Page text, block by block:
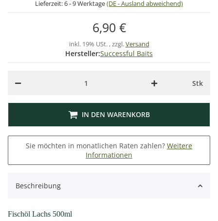
Lieferzeit:6 - 9 Werktage(DE - Ausland abweichend)
6,90 €
inkl. 19% USt. , zzgl.Versand
Hersteller:Successful Baits
Stk
IN DEN WARENKORB
Sie möchten in monatlichen Raten zahlen? Weitere
Informationen
Beschreibung
Fischöl Lachs 500ml